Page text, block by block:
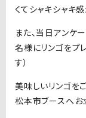
くてシャキシャキ
また、当日アンケ
名様にリンゴをプ
す）
美味しいリンゴを
松本市ブースへお